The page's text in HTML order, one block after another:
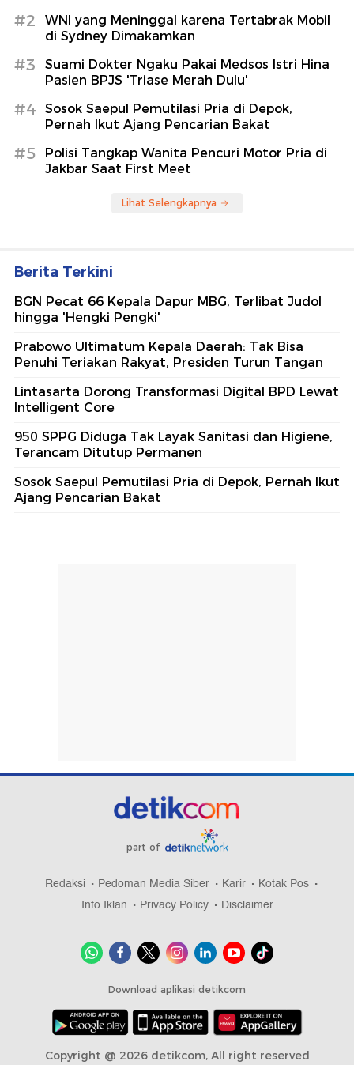
#2
WNI yang Meninggal karena Tertabrak Mobil
di Sydney Dimakamkan
#3
Suami Dokter Ngaku Pakai Medsos Istri Hina
Pasien BPJS 'Triase Merah Dulu'
#4
Sosok Saepul Pemutilasi Pria di Depok,
Pernah Ikut Ajang Pencarian Bakat
#5
Polisi Tangkap Wanita Pencuri Motor Pria di
Jakbar Saat First Meet
Lihat Selengkapnya
Berita Terkini
BGN Pecat 66 Kepala Dapur MBG, Terlibat Judol
hingga 'Hengki Pengki'
Prabowo Ultimatum Kepala Daerah: Tak Bisa
Penuhi Teriakan Rakyat, Presiden Turun Tangan
Lintasarta Dorong Transformasi Digital BPD Lewat
Intelligent Core
950 SPPG Diduga Tak Layak Sanitasi dan Higiene,
Terancam Ditutup Permanen
Sosok Saepul Pemutilasi Pria di Depok, Pernah Ikut
Ajang Pencarian Bakat
part of
Redaksi Pedoman Media Siber Karir
Kotak Pos
Info Iklan
Privacy Policy Disclaimer
Download aplikasi detikcom
Copyright @ 2026 detikcom, All right reserved